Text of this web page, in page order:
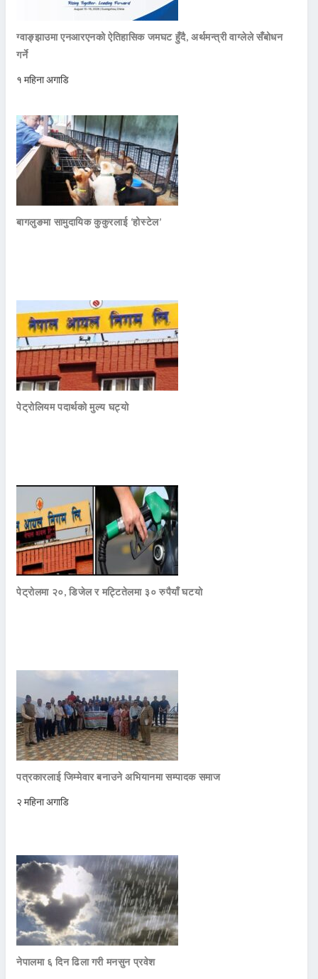
ग्वाङ्झाउमा एनआरएनको ऐतिहासिक जमघट हुँदै, अर्थमन्त्री वाग्लेले सँबोधन
गर्ने
१ महिना अगाडि
बागलुङमा सामुदायिक कुकुरलाई ‘होस्टेल’
पेट्रोलियम पदार्थको मुल्य घट्यो
पेट्रोलमा २०, डिजेल र मट्टितेलमा ३० रुपैयाँ घटयो
पत्रकारलाई जिम्मेवार बनाउने अभियानमा सम्पादक समाज
२ महिना अगाडि
नेपालमा ६ दिन ढिला गरी मनसुन प्रवेश